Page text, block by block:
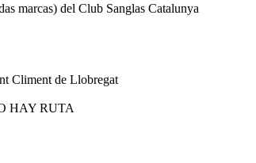
marcas) del Club Sanglas Catalunya
Climent de Llobregat
HAY RUTA